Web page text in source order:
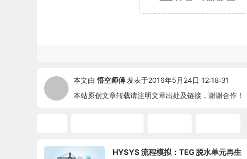
本文由悟空师傅 发表于2016年5月24日 12:18:31
本站原创文章转载请注明文章出处及链接，谢谢合作！
HYSYS 流程模拟：TEG 脱水单元再生